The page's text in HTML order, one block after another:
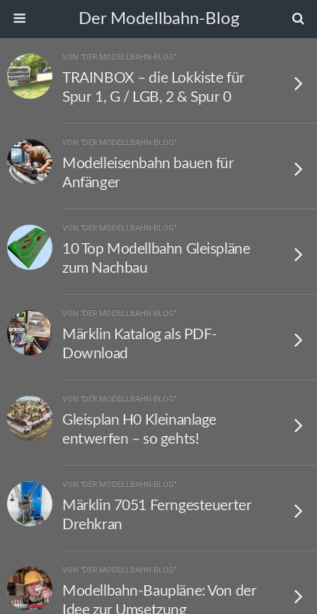
Der Modellbahn-Blog
VON "DER MODELLBAHN-BLOG"
TRAINBOX – die Lokkiste für
Spur 1, G / LGB, 2 & Spur 0
VON "DER MODELLBAHN-BLOG"
Modelleisenbahn bauen für
Anfänger
VON "DER MODELLBAHN-BLOG"
10 Top Modellbahn Gleispläne
zum Nachbau
VON "DER MODELLBAHN-BLOG"
Märklin Katalog als PDF-
Download
VON "DER MODELLBAHN-BLOG"
Gleisplan H0 Kleinanlage
entwerfen – so gehts!
VON "DER MODELLBAHN-BLOG"
Märklin 7051 Ferngesteuerter
Drehkran
VON "DER MODELLBAHN-BLOG"
Modellbahn-Baupläne: Von der
Idee zur Umsetzung